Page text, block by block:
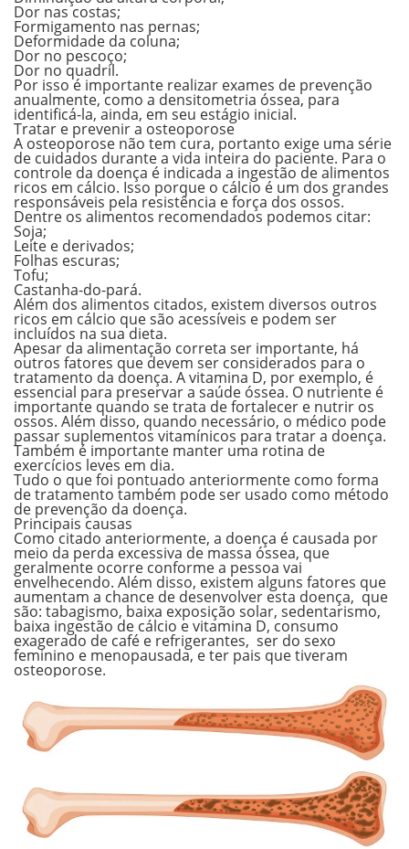
Dor nas costas;
Formigamento nas pernas;
Deformidade da coluna;
Dor no pescoço;
Dor no quadril.
Por issoé importante realizar exames de prevenção
anualmente, como a densitometria óssea, para
identificá-la, ainda, em seu estágio inicial.
Tratar e prevenir a osteoporose
A osteoporose não tem cura, portanto exige uma série
de cuidados durante a vida inteira do paciente. Para o
controle da doença é indicada a ingestão de alimentos
ricos em cálcio. Isso porque o cálcio é um dos grandes
responsáveis pela resistência e força dos ossos.
Dentre os alimentos recomendados podemos citar:
Soja;
Leite e derivados;
Folhas escuras;
Tofu;
Castanha-do-pará.
Além dos alimentos citados, existem diversos outros
ricos em cálcio que são acessíveis e podem ser
incluídos na sua dieta.
Apesar da alimentação correta ser importante, há
outros fatores que devem ser considerados para o
tratamento da doença. A vitamina D, por exemplo, é
essencial para preservar a saúde óssea. O nutriente é
importante quando se trata de fortalecer e nutrir os
ossos. Além disso, quando necessário, o médico pode
passar suplementos vitamínicos para tratar a doença.
Também é importante manter uma rotina de
exercícios leves em dia.
Tudo o que foi pontuado anteriormente como forma
de tratamento também pode ser usado como método
de prevenção da doença.
Principais causas
Como citado anteriormente, a doença é causada por
meio da perda excessiva de massa óssea, que
geralmente ocorre conforme a pessoa vai
envelhecendo. Além disso, existem alguns fatores que
aumentam a chance de desenvolver esta doença, que
são: tabagismo, baixa exposição solar, sedentarismo,
baixa ingestão de cálcio e vitamina D, consumo
exagerado de café e refrigerantes, ser do sexo
feminino e menopausada, e ter pais que tiveram
osteoporose.